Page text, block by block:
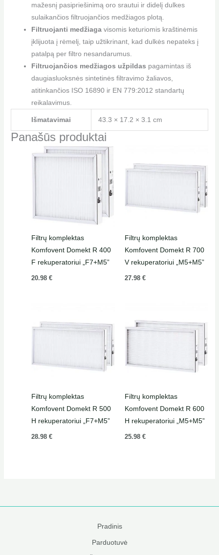
mažesnį pasipriešinimą oro srautui ir didelį dulkes
sulaikančios filtruojančios medžiagos plotą.
Filtruojanti medžiagavisomis keturiomis kraštinėmis
įklijuota į rėmelį, taip užtikrinant, kad dulkės nepateks į
patalpą per filtro nesandarumus.
Filtruojančios medžiagos užpildas pagamintas iš
daugiasluoksnės sintetinės filtravimo žaliavos,
atitinkančios ISO 16890 ir EN 779:2012 standartų
reikalavimus.
Išmatavimai 43.3 × 17.2 × 3.1 cm
Panašūs produktai
Filtrų komplektas
Komfovent Domekt R 400
F rekuperatoriui „F7+M5”
20.98 €
Filtrų komplektas
Komfovent Domekt R 700
V rekuperatoriui „M5+M5”
27.98 €
Filtrų komplektas
Komfovent Domekt R 500
H rekuperatoriui „F7+M5”
28.98 €
Filtrų komplektas
Komfovent Domekt R 600
H rekuperatoriui „M5+M5”
25.98 €
Pradinis
Parduotuvė